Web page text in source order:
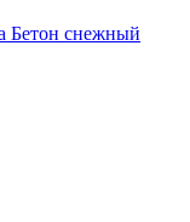
Бетон снежный